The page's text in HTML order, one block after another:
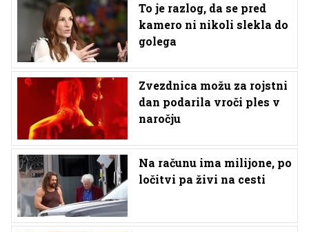
To je razlog, da se pred
kamero ni nikoli slekla do
golega
Zvezdnica možu za rojstni
dan podarila vroči ples v
naročju
Na računu ima milijone, po
ločitvi pa živi na cesti